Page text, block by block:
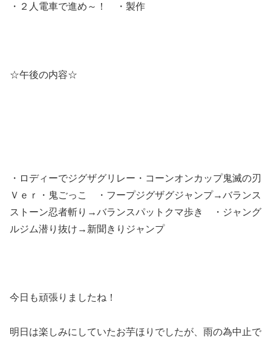
・２人電車で進め～！ ・製作
☆午後の内容☆
・ロディーでジグザグリレー・コーンオンカップ鬼滅の刃
Ｖｅｒ・鬼ごっこ ・フープジグザグジャンプ→バランス
ストーン忍者斬り→バランスパットクマ歩き ・ジャング
ルジム潜り抜け→新聞きりジャンプ
今日も頑張りましたね！
明日は楽しみにしていたお芋ほりでしたが、雨の為中止で